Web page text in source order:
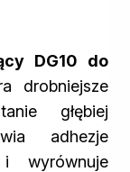
DG10 do
drobniejsze
głębiej
adhezje
wyrównuje